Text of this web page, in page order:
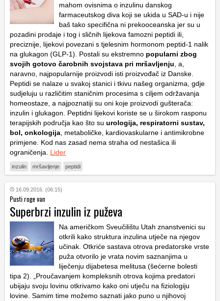
mahom ovisnima o inzulinu danskog
farmaceutskog diva koji se ukida u SAD-u i nije
baš tako specifična ni prekooceanska jer su u
pozadini prodaje i tog i sličnih lijekova famozni peptidi ili,
preciznije, lijekovi povezani s tjelesnim hormonom peptid-1 nalik
na glukagon (GLP-1). Postali su ekstremno popularni zbog
svojih gotovo čarobnih svojstava pri mršavljenju , a,
naravno, najpopularnije proizvodi isti proizvođač iz Danske.
Peptidi se nalaze u svakoj stanici i tkivu našeg organizma, gdje
sudjeluju u različitim staničnim procesima s ciljem održavanja
homeostaze, a najpoznatiji su oni koje proizvodi gušterača:
inzulin i glukagon. Peptidni lijekovi koriste se u širokom rasponu
terapijskih područja kao što su urologija, respiratorni sustav,
bol, onkologija , metaboličke, kardiovaskularne i antimikrobne
primjene. Kod nas zasad nema straha od nestašica ili
ograničenja. Lider
inzulin mršavljenje peptidi
16.09.2016. (06:15)
Pusti roge van
Superbrzi inzulin iz puževa
Na američkom Sveučilištu Utah znanstvenici su
otkrili kako struktura inzulina utječe na njegov
učinak. Otkriće sastava otrova predatorske vrste
puža otvorilo je vrata novim saznanjima u
liječenju dijabetesa melitusa (šećerne bolesti
tipa 2). „Proučavanjem kompleksnih otrova kojima predatori
ubijaju svoju lovinu otkrivamo kako oni utječu na fiziologiju
lovine. Samim time možemo saznati jako puno u njihovoj